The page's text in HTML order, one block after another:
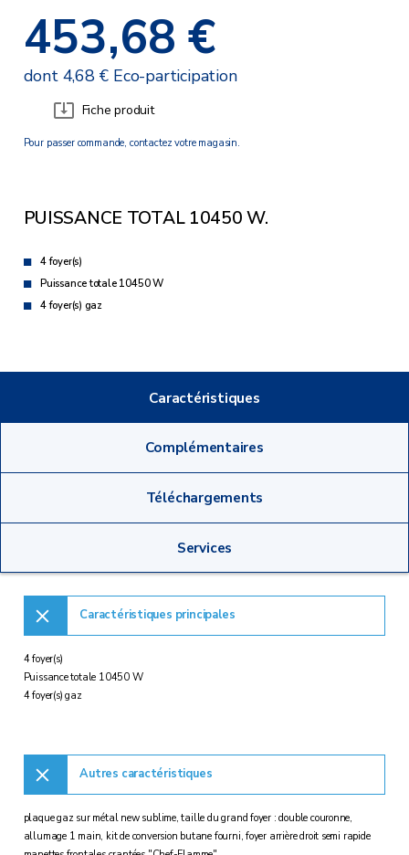
453,68 €
dont 4,68 € Eco-participation
Fiche produit
Pour passer commande, contactez votre magasin.
PUISSANCE TOTAL 10450 W.
4 foyer(s)
Puissance totale 10450 W
4 foyer(s) gaz
Caractéristiques
Complémentaires
Téléchargements
Services
Caractéristiques principales
4 foyer(s)
Puissance totale 10450 W
4 foyer(s) gaz
Autres caractéristiques
plaque gaz sur métal new sublime, taille du grand foyer : double couronne,
allumage 1 main, kit de conversion butane fourni, foyer arrière droit semi rapide